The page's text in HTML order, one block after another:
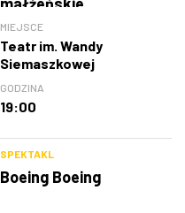
MIEJSCE
Teatr im. Wandy
Siemaszkowej
GODZINA
19:00
SPEKTAKL
Boeing Boeing